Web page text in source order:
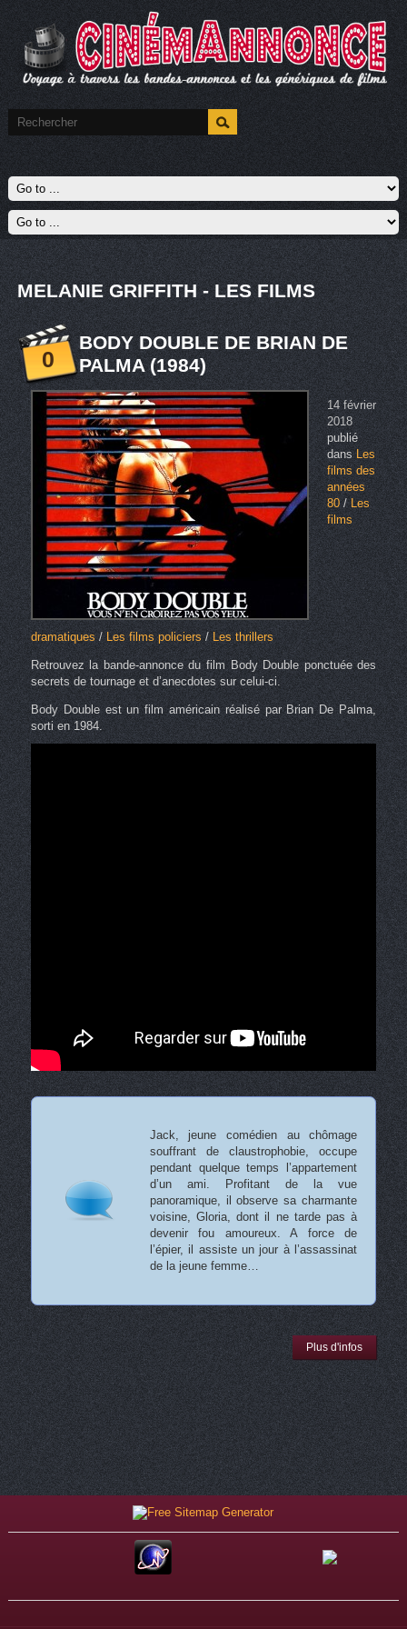
MELANIE GRIFFITH - LES FILMS
0
BODY DOUBLE DE BRIAN DE
PALMA (1984)
14 février
2018
publié
dansLes
films des
années
80/ Les
films
dramatiques/Les films policiers/ Les thrillers
Retrouvez la bande-annonce du film Body Double ponctuée des
secrets de tournage et d’anecdotes sur celui-ci.
Body Double est un film américain réalisé par Brian De Palma,
sorti en 1984.
Jack, jeune comédien au chômage
souffrant de claustrophobie, occupe
pendant quelque temps l’appartement
d’un ami. Profitant de la vue
panoramique, il observe sa charmante
voisine, Gloria, dont il ne tarde pas à
devenir fou amoureux. A force de
l’épier, il assiste un jour à l’assassinat
de la jeune femme…
Plus d'infos